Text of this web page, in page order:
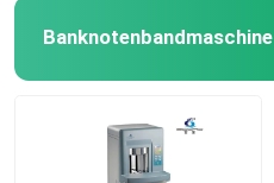
Banknoten-Sortierer
Banknotenzähler
Banknotenbandmaschine